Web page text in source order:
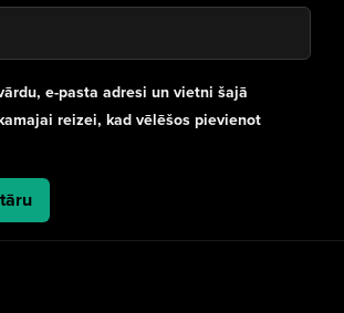
e-pasta adresi un vietni šajā
reizei, kad vēlēšos pievienot